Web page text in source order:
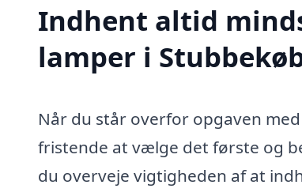
Indhent altid
lamper i
Når du står overfor opgaven med
fristende at vælge det første og
du overveje vigtigheden af at